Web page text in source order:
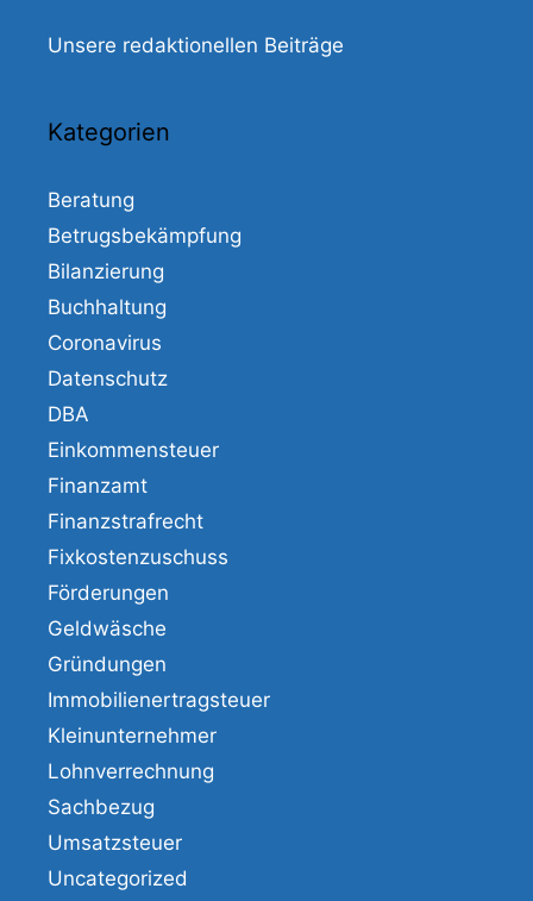
Unsere redaktionellen Beiträge
Kategorien
Beratung
Betrugsbekämpfung
Bilanzierung
Buchhaltung
Coronavirus
Datenschutz
DBA
Einkommensteuer
Finanzamt
Finanzstrafrecht
Fixkostenzuschuss
Förderungen
Geldwäsche
Gründungen
Immobilienertragsteuer
Kleinunternehmer
Lohnverrechnung
Sachbezug
Umsatzsteuer
Uncategorized